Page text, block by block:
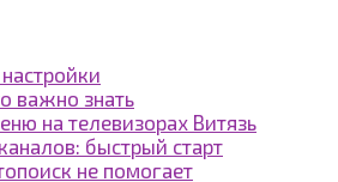
важно знать
на телевизорах Витязь
быстрый старт
не помогает